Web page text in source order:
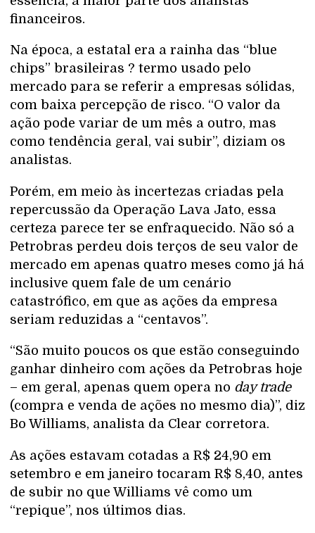
financeiros.
Na época, a estatal era a rainha das “blue
chips” brasileiras ? termo usado pelo
mercado para se referir a empresas sólidas,
com baixa percepção de risco. “O valor da
ação pode variar de um mês a outro, mas
como tendência geral, vai subir”, diziam os
analistas.
Porém, em meio às incertezas criadas pela
repercussão da Operação Lava Jato, essa
certeza parece ter se enfraquecido. Não só a
Petrobras perdeu dois terços de seu valor de
mercado em apenas quatro meses como já há
inclusive quem fale de um cenário
catastrófico, em que as ações da empresa
seriam reduzidas a “centavos”.
“São muito poucos os que estão conseguindo
ganhar dinheiro com ações da Petrobras hoje
– em geral, apenas quem opera no day trade
(compra e venda de ações no mesmo dia)”, diz
Bo Williams, analista da Clear corretora.
As ações estavam cotadas a R$ 24,90 em
setembro e em janeiro tocaram R$ 8,40, antes
de subir no que Williams vê como um
“repique”, nos últimos dias.